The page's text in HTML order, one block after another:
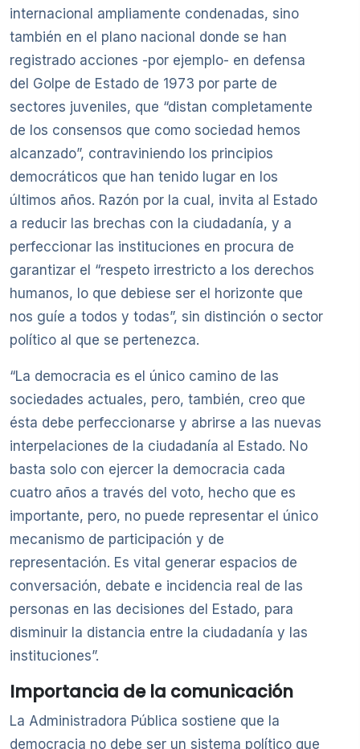
internacional ampliamente condenadas, sino
también en el plano nacional donde se han
registrado acciones -por ejemplo- en defensa
del Golpe de Estado de 1973 por parte de
sectores juveniles, que “distan completamente
de los consensos que como sociedad hemos
alcanzado”, contraviniendo los principios
democráticos que han tenido lugar en los
últimos años. Razón por la cual, invita al Estado
a reducir las brechas con la ciudadanía, y a
perfeccionar las instituciones en procura de
garantizar el “respeto irrestricto a los derechos
humanos, lo que debiese ser el horizonte que
nos guíe a todos y todas”, sin distinción o sector
político al que se pertenezca.
“La democracia es el único camino de las
sociedades actuales, pero, también, creo que
ésta debe perfeccionarse y abrirse a las nuevas
interpelaciones de la ciudadanía al Estado. No
basta solo con ejercer la democracia cada
cuatro años a través del voto, hecho que es
importante, pero, no puede representar el único
mecanismo de participación y de
representación. Es vital generar espacios de
conversación, debate e incidencia real de las
personas en las decisiones del Estado, para
disminuir la distancia entre la ciudadanía y las
instituciones”.
Importancia de la comunicación
La Administradora Pública sostiene que la
democracia no debe ser un sistema político que